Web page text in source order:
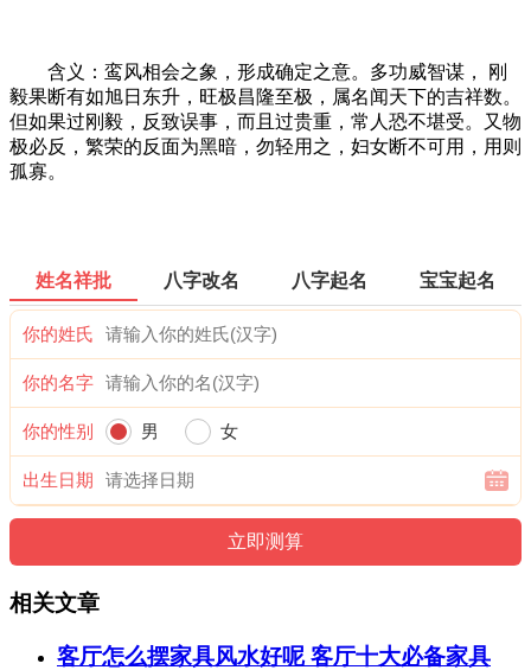
含义：鸾风相会之象，形成确定之意。多功威智谋， 刚
毅果断有如旭日东升，旺极昌隆至极，属名闻天下的吉祥数。
但如果过刚毅，反致误事，而且过贵重，常人恐不堪受。又物
极必反，繁荣的反面为黑暗，勿轻用之，妇女断不可用，用则
孤寡。
姓名祥批 八字改名 八字起名 宝宝起名
你的姓氏
你的名字
你的性别 男 女
出生日期
相关文章
客厅怎么摆家具风水好呢 客厅十大必备家具